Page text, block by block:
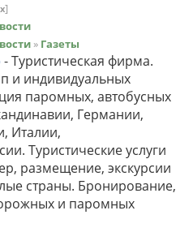
x]
» Газеты
- Туристическая фирма.
и индивидуальных
паромных, автобусных
Германии,
Италии,
Туристические услуги
размещение, экскурсии
страны. Бронирование,
и паромных